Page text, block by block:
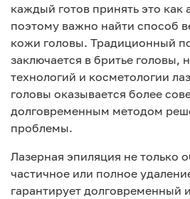
каждый готов принять это как
поэтому важно найти способ
кожи головы. Традиционный
заключается в бритье головы,
технологий и косметологии
головы оказывается более
долговременным методом
проблемы.
Лазерная эпиляция не только
частичное или полное
гарантирует долговременный